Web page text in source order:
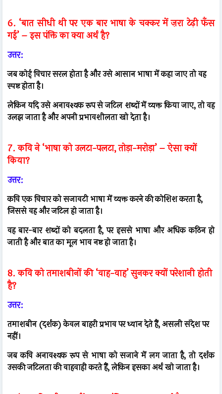
6. ‘बात सीधी थी पर एक बार भाषा के चक्कर में ज़रा टेढ़ी फँस
गई’ – इस पंक्ति का क्या अर्थ है?
उत्तर:
जब कोई विचार सरल होता है और उसे आसान भाषा में कहा जाए तो वह
स्पष्ट होता है।
लेकिन यदि उसे अनावश्यक रूप से जटिल शब्दों में व्यक्त किया जाए, तो वह
उलझ जाता है और अपनी प्रभावशीलता खो देता है।
7. कवि ने ‘भाषा को उलटा-पलटा, तोड़ा-मरोड़ा’ – ऐसा क्यों
किया?
उत्तर:
कवि एक विचार को सजावटी भाषा में व्यक्त करने की कोशिश करता है,
जिससे वह और जटिल हो जाता है।
वह बार-बार शब्दों को बदलता है, पर इससे भाषा और अधिक कठिन हो
जाती है और बात का मूल भाव नष्ट हो जाता है।
8. कवि को तमाशबीनों की ‘वाह-वाह’ सुनकर क्यों परेशानी होती
है?
उत्तर:
तमाशबीन (दर्शक) केवल बाहरी प्रभाव पर ध्यान देते हैं, असली संदेश पर
नहीं।
जब कवि अनावश्यक रूप से भाषा को सजाने में लग जाता है, तो दर्शक
उसकी जटिलता की वाहवाही करते हैं, लेकिन इसका अर्थ खो जाता है।